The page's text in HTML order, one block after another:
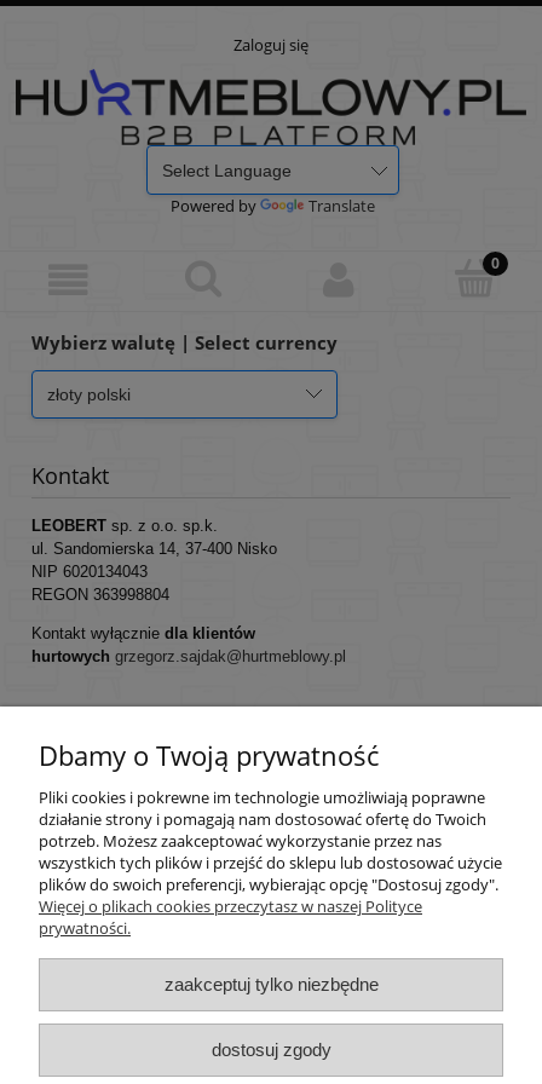
Zaloguj się
Powered by Translate
Wybierz walutę | Select currency
Kontakt
LEOBERT sp. z o.o. sp.k.
ul. Sandomierska 14, 37-400 Nisko
NIP 6020134043
REGON 363998804
Kontakt wyłącznie dla klientów
hurtowych grzegorz.sajdak@hurtmeblowy.pl
Pomoc
Moje konto
Płatności i dostawa
O nas
pokaż pełną wersję strony
Dbamy o Twoją prywatność
Pliki cookies i pokrewne im technologie umożliwiają poprawne
działanie strony i pomagają nam dostosować ofertę do Twoich
potrzeb. Możesz zaakceptować wykorzystanie przez nas
wszystkich tych plików i przejść do sklepu lub dostosować użycie
plików do swoich preferencji, wybierając opcję "Dostosuj zgody".
Więcej o plikach cookies przeczytasz w naszej Polityce
prywatności.
zaakceptuj tylko niezbędne
dostosuj zgody